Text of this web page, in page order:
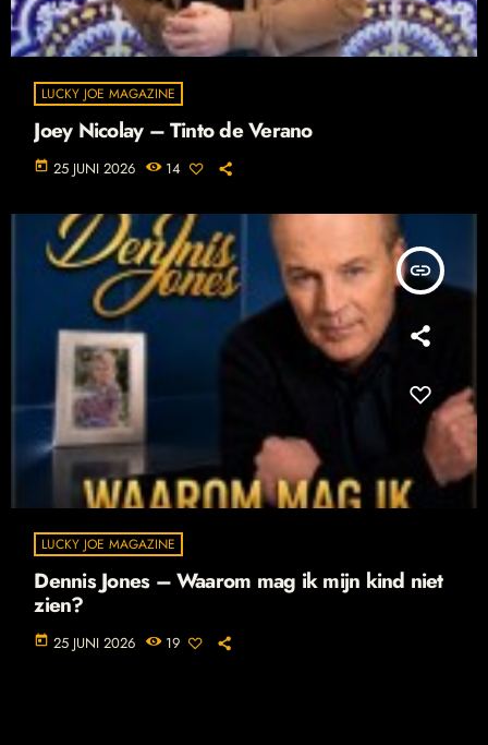
LUCKY JOE MAGAZINE
Joey Nicolay – Tinto de Verano
today 25 JUNI 2026 14
insert_link
LUCKY JOE MAGAZINE
Dennis Jones – Waarom mag ik mijn kind niet
zien?
today 25 JUNI 2026 19